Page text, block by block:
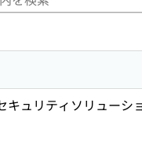
キュリティソリューシ